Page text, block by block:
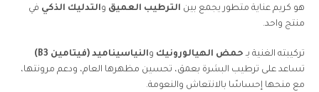
هو كريم عناية متطور يجمع بين الترطيب العميق والتدليك الذكي في
منتج واحد.
تركيبته الغنية بـ حمض الهيالورونيك والنياسيناميد (فيتامين B3)
تساعد على ترطيب البشرة بعمق، تحسين مظهرها العام، ودعم مرونتها،
مع منحها إحساسًا بالانتعاش والنعومة.